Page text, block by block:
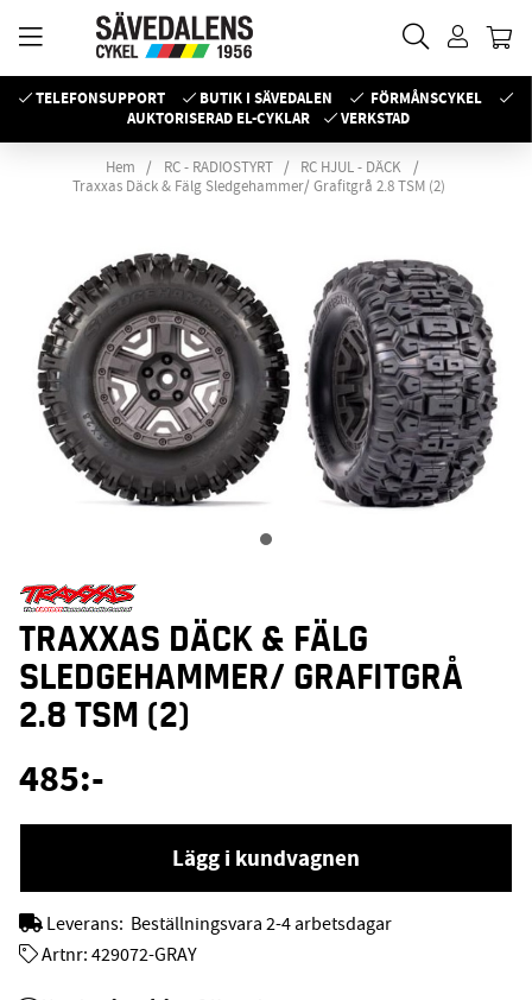
TELEFONSUPPORT BUTIK I SÄVEDALEN
FÖRMÅNSCYKEL
AUKTORISERAD EL-CYKLAR
VERKSTAD
Hem RC - RADIOSTYRT
RC HJUL - DÄCK
Traxxas Däck & Fälg Sledgehammer/ Grafitgrå 2.8 TSM (2)
TRAXXAS DÄCK & FÄLG
SLEDGEHAMMER/ GRAFITGRÅ
2.8 TSM (2)
485:-
Lägg i kundvagnen
Leverans: Beställningsvara 2-4 arbetsdagar
Artnr: 429072-GRAY